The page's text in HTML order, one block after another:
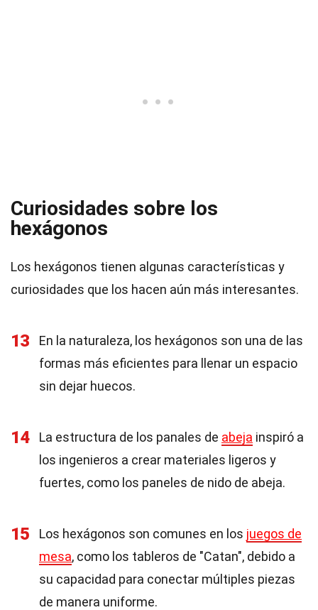
Curiosidades sobre los
hexágonos
Los hexágonos tienen algunas características y
curiosidades que los hacen aún más interesantes.
13
En la naturaleza, los hexágonos son una de las
formas más eficientes para llenar un espacio
sin dejar huecos.
14 La estructura de los panales de abeja inspiró a
los ingenieros a crear materiales ligeros y
fuertes, como los paneles de nido de abeja.
15 Los hexágonos son comunes en los juegos de
mesa, como los tableros de "Catan", debido a
su capacidad para conectar múltiples piezas
de manera uniforme.